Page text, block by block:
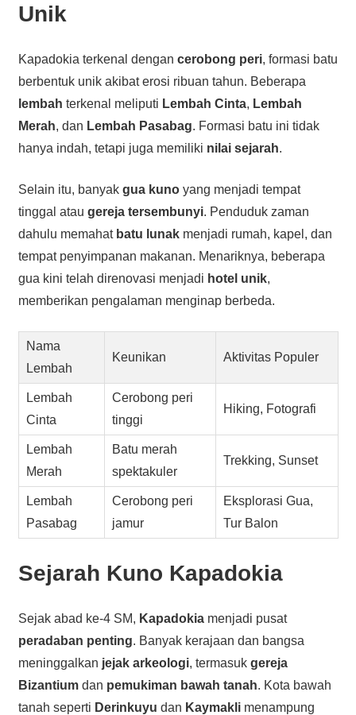
Unik
Kapadokia terkenal dengan cerobong peri, formasi batu
berbentuk unik akibat erosi ribuan tahun. Beberapa
lembah terkenal meliputi Lembah Cinta, Lembah
Merah, dan Lembah Pasabag. Formasi batu ini tidak
hanya indah, tetapi juga memiliki nilai sejarah.
Selain itu, banyak gua kunoyang menjadi tempat
tinggal atau gereja tersembunyi. Penduduk zaman
dahulu memahat batu lunakmenjadi rumah, kapel, dan
tempat penyimpanan makanan. Menariknya, beberapa
gua kini telah direnovasi menjadi hotel unik,
memberikan pengalaman menginap berbeda.
Nama
Lembah
Keunikan Aktivitas Populer
Lembah
Cinta
Cerobong peri
tinggi
Hiking, Fotografi
Lembah
Merah
Batu merah
spektakuler
Trekking, Sunset
Lembah
Pasabag
Cerobong peri
jamur
Eksplorasi Gua,
Tur Balon
Sejarah Kuno Kapadokia
Sejak abad ke-4 SM, Kapadokiamenjadi pusat
peradaban penting. Banyak kerajaan dan bangsa
meninggalkan jejak arkeologi, termasuk gereja
Bizantiumdan pemukiman bawah tanah. Kota bawah
tanah seperti Derinkuyu dan Kaymaklimenampung